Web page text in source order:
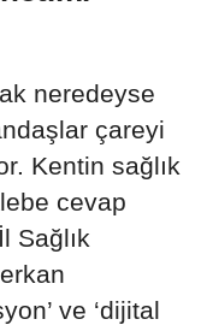
neredeyse
çareyi
Kentin sağlık
cevap
Sağlık
ve ‘dijital